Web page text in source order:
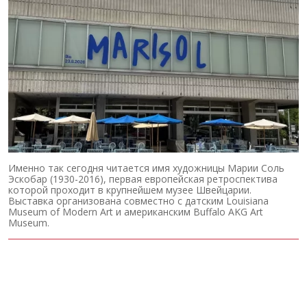
Именно так сегодня читается имя художницы Марии Соль
Эскобар (1930-2016), первая европейская ретроспектива
которой проходит в крупнейшем музее Швейцарии.
Выставка организована совместно с датским Louisiana
Museum of Modern Art и американским Buffalo AKG Art
Museum.